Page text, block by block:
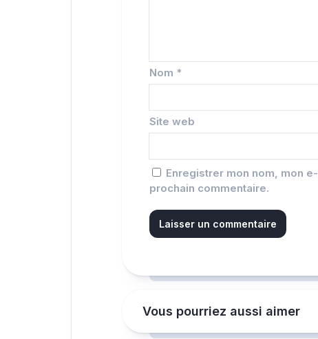
Nom *
Site web
Enregistrer mon nom, mon
prochain commentaire.
Vous pourriez aussi aimer